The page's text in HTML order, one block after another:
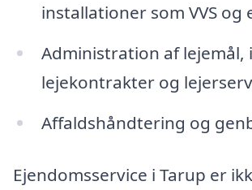
installationer som VVS og
Administration af lejemål,
lejekontrakter og
Affaldshåndtering og
Ejendomsservice i Tarup er